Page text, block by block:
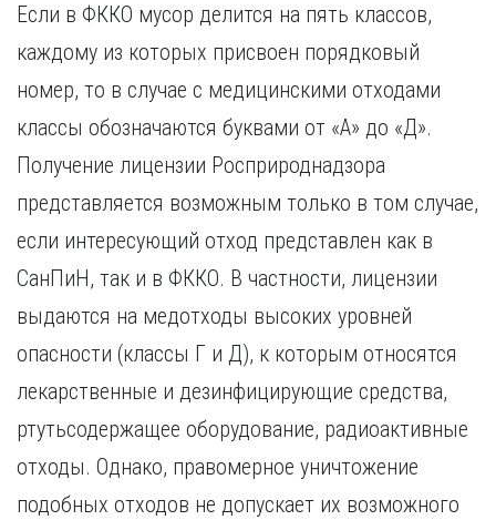
Если в ФККО мусор делится на пять классов,
каждому из которых присвоен порядковый
номер, то в случае с медицинскими отходами
классы обозначаются буквами от «А» до «Д».
Получение лицензии Росприроднадзора
представляется возможным только в том случае,
если интересующий отход представлен как в
СанПиН, так и в ФККО. В частности, лицензии
выдаются на медотходы высоких уровней
опасности (классы Г и Д), к которым относятся
лекарственные и дезинфицирующие средства,
ртутьсодержащее оборудование, радиоактивные
отходы. Однако, правомерное уничтожение
подобных отходов не допускает их возможного